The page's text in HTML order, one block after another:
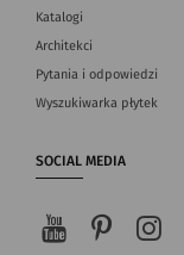
Katalogi
Architekci
Pytania i odpowiedzi
Wyszukiwarka płytek
SOCIAL MEDIA